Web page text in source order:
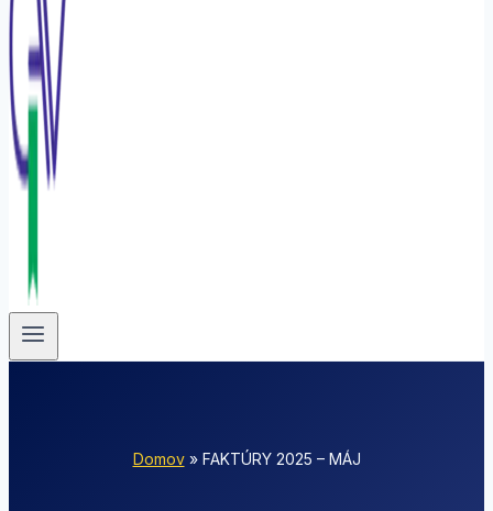
Domov» FAKTÚRY 2025 – MÁJ